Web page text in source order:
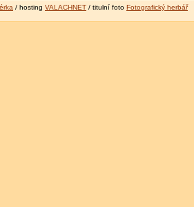
/ hosting VALACHNET / titulní foto Fotografický herbář